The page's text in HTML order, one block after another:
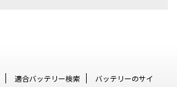
適合バッテリー検索
バッテリーのサイ